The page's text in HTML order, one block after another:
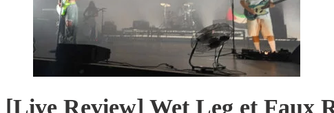
[Live Review] Wet Leg et Faux